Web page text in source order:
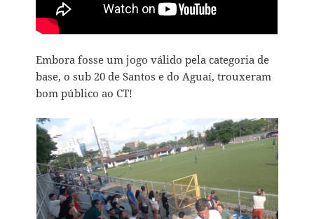
Embora fosse um jogo válido pela categoria de
base, o sub 20 de Santos e do Aguaí, trouxeram
bom público ao CT!